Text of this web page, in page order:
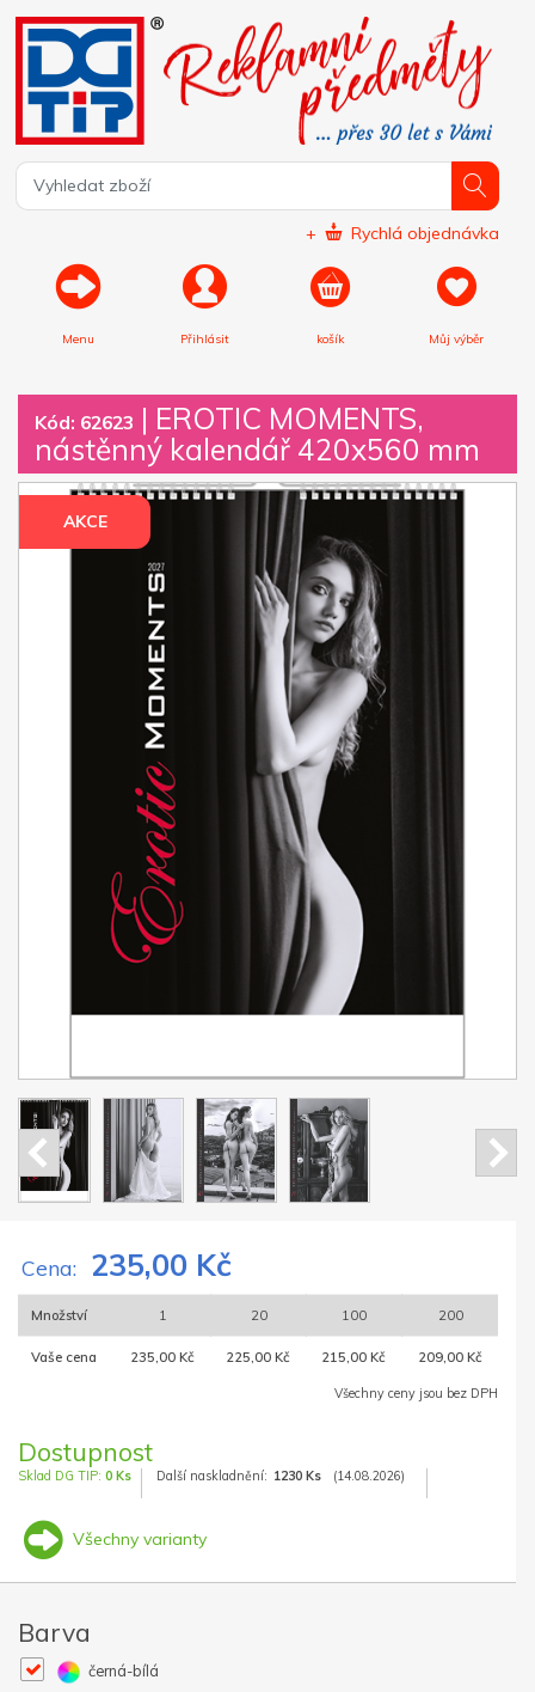
+ Rychlá objednávka
Menu Přihlásit košík Můj výběr
Kód: 62623 | EROTIC MOMENTS,
nástěnný kalendář 420x560 mm
AKCE
Cena: 235,00 Kč
Množství 1 20 100 200
Vaše cena 235,00 Kč 225,00 Kč 215,00 Kč 209,00 Kč
Všechny ceny jsou bez DPH
Dostupnost
Sklad DG TIP: 0 Ks Další naskladnění: 1230 Ks (14.08.2026)
Všechny varianty
Barva
černá-bílá